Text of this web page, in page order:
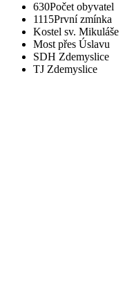
630Počet obyvatel
1115První zmínka
Kostel sv. Mikuláše
Most přes Úslavu
SDH Zdemyslice
TJ Zdemyslice